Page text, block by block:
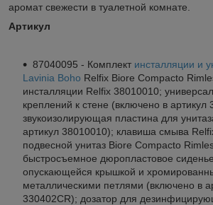
аромат свежести в туалетной комнате.
Артикул
87040095 - Комплект инсталляции и
Lavinia Boho Relfix Biore Compacto
инсталляции Relfix 38010010;
креплений к стене (включено в артикул
звукоизолирующая пластина для
артикул 38010010); клавиша смыва
подвесной унитаз Biore Compacto
быстросъемное дюропластовое
опускающейся крышкой и
металлическими петлями (включено в
330402CR); дозатор для